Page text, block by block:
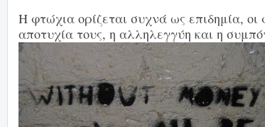
Η φτώχια ορίζεται συχνά ως επιδημία,
αποτυχία τους, η αλληλεγγύη και η σ